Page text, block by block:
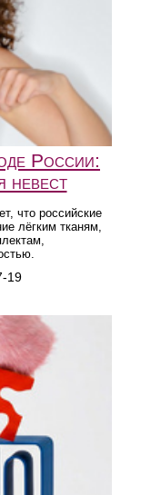
России:
невест
что российские
лёгким тканям,
19